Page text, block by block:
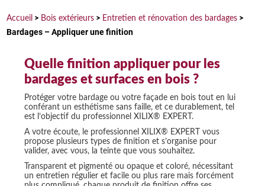
Accueil > Bois extérieurs > Entretien et rénovation des bardages >
Bardages – Appliquer une finition
Quelle finition appliquer pour les
bardages et surfaces en bois ?
Protéger votre bardage ou votre façade en bois tout en lui
conférant un esthétisme sans faille, et ce durablement, tel
est l’objectif du professionnel XILIX® EXPERT.
A votre écoute, le professionnel XILIX® EXPERT vous
propose plusieurs types de finition et s’organise pour
valider, avec vous, la teinte que vous souhaitez.
Transparent et pigmenté ou opaque et coloré, nécessitant
un entretien régulier et facile ou plus rare mais forcément